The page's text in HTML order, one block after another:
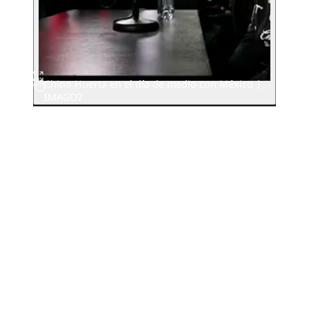
Chino Huerta en el día de medio con México |